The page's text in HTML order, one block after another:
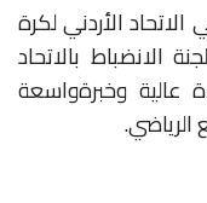
الاتحادالأردنيلكرة
لجنة الانضباط بالاتحاد
عالية وخبرةواسعة
الرياضي.